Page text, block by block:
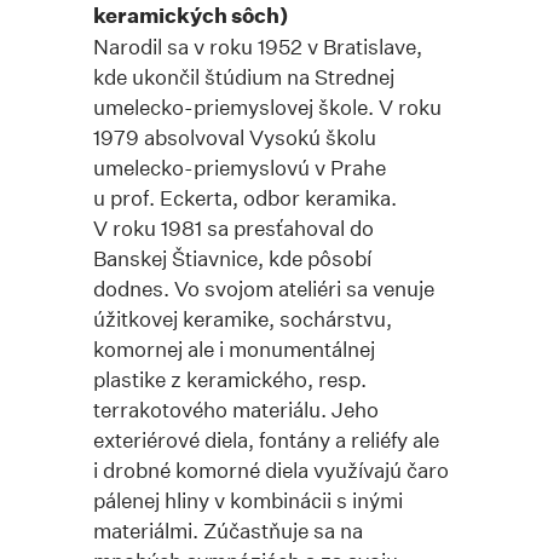
keramických sôch)
Narodil sa v roku 1952 v Bratislave,
kde ukončil štúdium na Strednej
umelecko-priemyslovej škole. V roku
1979 absolvoval Vysokú školu
umelecko-priemyslovú v Prahe
u prof. Eckerta, odbor keramika.
V roku 1981 sa presťahoval do
Banskej Štiavnice, kde pôsobí
dodnes. Vo svojom ateliéri sa venuje
úžitkovej keramike, sochárstvu,
komornej ale i monumentálnej
plastike z keramického, resp.
terrakotového materiálu. Jeho
exteriérové diela, fontány a reliéfy ale
i drobné komorné diela využívajú čaro
pálenej hliny v kombinácii s inými
materiálmi. Zúčastňuje sa na